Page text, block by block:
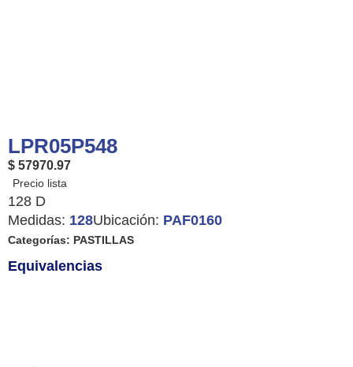
LPR05P548
$ 57970.97
128 D
Medidas: 128Ubicación: PAF0160
Categorías: PASTILLAS
Equivalencias